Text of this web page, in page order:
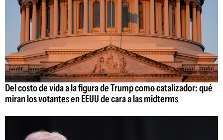
Del costo de vida a la figura de Trump como catalizador: qué
miran los votantes en EEUU de cara a las midterms